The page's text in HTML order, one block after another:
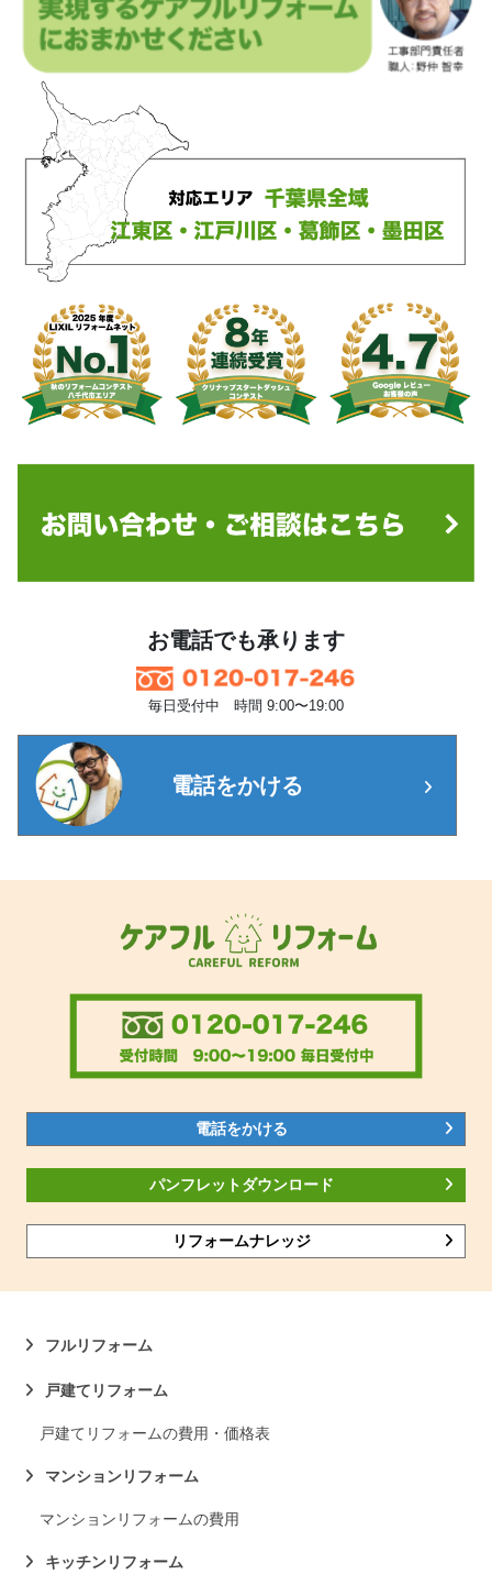
お電話でも承ります
毎日受付中 時間 9:00〜19:00
電話をかける
電話をかける
パンフレットダウンロード
リフォームナレッジ
フルリフォーム
戸建てリフォーム
戸建てリフォームの費用・価格表
マンションリフォーム
マンションリフォームの費用
キッチンリフォーム